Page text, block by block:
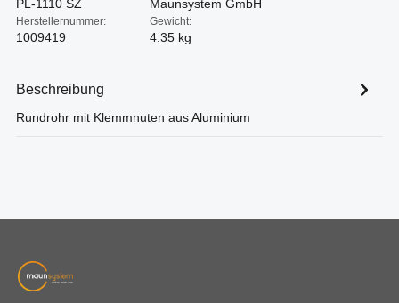
PL-1110 SZ Maunsystem GmbH
Herstellernummer:
1009419
Gewicht:
4.35 kg
Beschreibung
Rundrohr mit Klemmnuten aus Aluminium